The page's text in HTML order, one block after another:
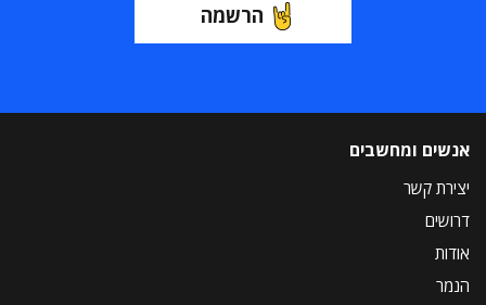
הרשמה
אנשים ומחשבים
יצירת קשר
דרושים
אודות
הנמר